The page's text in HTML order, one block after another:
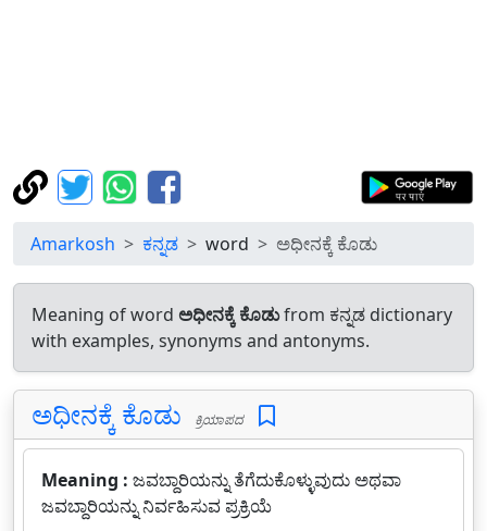
Amarkosh ಕನ್ನಡ word ಅಧೀನಕ್ಕೆ ಕೊಡು
Meaning of word ಅಧೀನಕ್ಕೆ ಕೊಡುfrom ಕನ್ನಡ dictionary
with examples, synonyms and antonyms.
ಅಧೀನಕ್ಕೆ ಕೊಡು ಕ್ರಿಯಾಪದ
Meaning : ಜವಬ್ದಾರಿಯನ್ನು ತೆಗೆದುಕೊಳ್ಳುವುದು ಅಥವಾ
ಜವಬ್ದಾರಿಯನ್ನು ನಿರ್ವಹಿಸುವ ಪ್ರಕ್ರಿಯೆ